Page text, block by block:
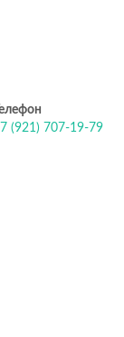
(921) 707-19-79